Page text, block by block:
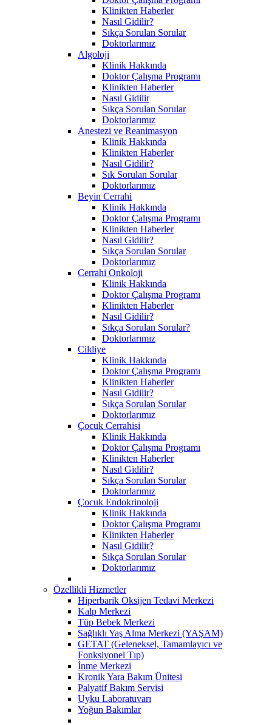
Klinikten Haberler
Nasıl Gidilir?
Sıkça Sorulan Sorular
Doktorlarımız
Algoloji
Klinik Hakkında
Doktor Çalışma Programı
Klinikten Haberler
Nasıl Gidilir
Sıkça Sorulan Sorular
Doktorlarımız
Anestezi ve Reanimasyon
Klinik Hakkında
Klinikten Haberler
Nasıl Gidilir?
Sık Sorulan Sorular
Doktorlarımız
Beyin Cerrahi
Klinik Hakkında
Doktor Çalışma Programı
Klinikten Haberler
Nasıl Gidilir?
Sıkça Sorulan Sorular
Doktorlarımız
Cerrahi Onkoloji
Klinik Hakkında
Doktor Çalışma Programı
Klinikten Haberler
Nasıl Gidilir?
Sıkça Sorulan Sorular?
Doktorlarımız
Cildiye
Klinik Hakkında
Doktor Çalışma Programı
Klinikten Haberler
Nasıl Gidilir?
Sıkça Sorulan Sorular
Doktorlarımız
Çocuk Cerrahisi
Klinik Hakkında
Doktor Çalışma Programı
Klinikten Haberler
Nasıl Gidilir?
Sıkça Sorulan Sorular
Doktorlarımız
Çocuk Endokrinoloji
Klinik Hakkında
Doktor Çalışma Programı
Klinikten Haberler
Nasıl Gidilir?
Sıkça Sorulan Sorular
Doktorlarımız
Özellikli Hizmetler
Hiperbarik Oksijen Tedavi Merkezi
Kalp Merkezi
Tüp Bebek Merkezi
Sağlıklı Yaş Alma Merkezi (YAŞAM)
GETAT (Geleneksel, Tamamlayıcı ve
Fonksiyonel Tıp)
İnme Merkezi
Kronik Yara Bakım Ünitesi
Palyatif Bakım Servisi
Uyku Laboratuvarı
Yoğun Bakımlar